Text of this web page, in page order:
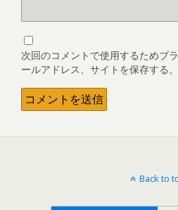
次回のコメントで使用するためブ
ールアドレス、サイトを保存する。
Back to